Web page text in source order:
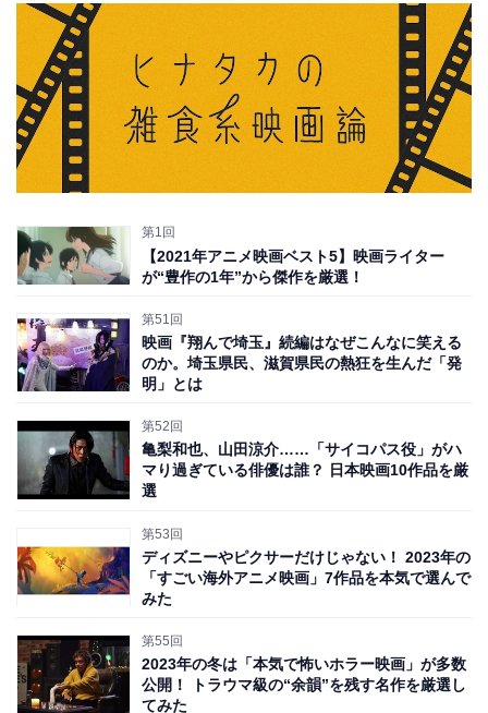
す。
1：警察署内では多様性の配慮が行き届いてない？
本作の革新性の1つは、多様性の素晴らしさを言葉によ
る説明ではなく、目で見える形で示していること。
例えば、ウサギのジュディがズートピアにやってきたそ
の時から、駅には水中から陸に上がったカバの服の水を
供がされるなど、特徴も大きさもさまざまな動物それぞ
れのことを考えて構築された世界が、そこに「ある」の
です。
しかしながら、その多様性に配慮しきれていない場所が
第1回
【2021年アニメ映画ベスト5】映画ライター
が“豊作の1年”から傑作を厳選！
第51回
映画『翔んで埼玉』続編はなぜこんなに笑える
のか。埼玉県民、滋賀県民の熱狂を生んだ「発
明」とは
第52回
亀梨和也、山田涼介……「サイコパス役」がハ
マり過ぎている俳優は誰？ 日本映画10作品を厳
選
第53回
ディズニーやピクサーだけじゃない！ 2023年の
「すごい海外アニメ映画」7作品を本気で選んで
みた
第55回
2023年の冬は「本気で怖いホラー映画」が多数
公開！ トラウマ級の“余韻”を残す名作を厳選し
てみた